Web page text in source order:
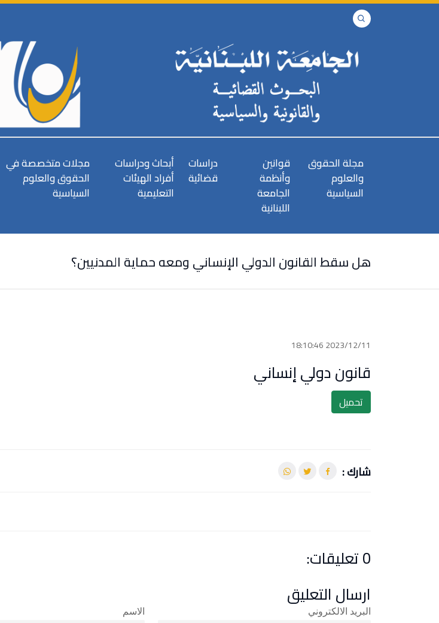
مجلة الحقوق
والعلوم
السياسية
قوانين
وأنظمة
الجامعة
اللبنانية
دراسات
قضائية
أبحاث ودراسات
أفراد الهيئات
التعليمية
مجلات متخصصة في
الحقوق والعلوم
السياسية
هل سقط القانون الدولي الإنساني ومعه حماية المدنيين؟
2023/12/11 18:10:46
قانون دولي إنساني
تحميل
شارك :
0 تعليقات:
ارسال التعليق
الاسم البريد الالكتروني